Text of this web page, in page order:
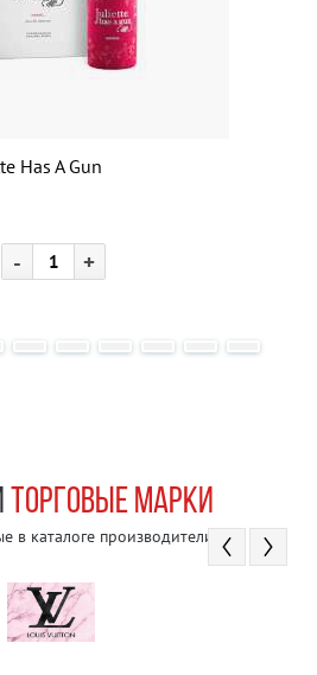
Has A Gun
- +
ТОРГОВЫЕ МАРКИ
в каталоге производители